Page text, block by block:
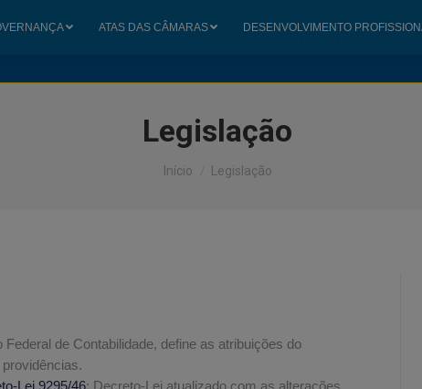
Legislação
Início Legislação
Federal de Contabilidade, define as atribuições do
Lei 9295/46; Decreto-Lei atualizado com as alterações
ATAS DAS CÂMARAS DESENVOLVIMENTO